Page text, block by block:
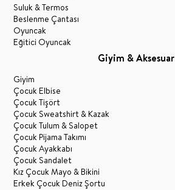
Suluk & Termos
Beslenme Çantası
Oyuncak
Eğitici Oyuncak
Giyim & Aksesuar
Giyim
Çocuk Elbise
Çocuk Tişört
Çocuk Sweatshirt & Kazak
Çocuk Tulum & Salopet
Çocuk Pijama Takımı
Çocuk Ayakkabı
Çocuk Sandalet
Kız Çocuk Mayo & Bikini
Erkek Çocuk Deniz Şortu